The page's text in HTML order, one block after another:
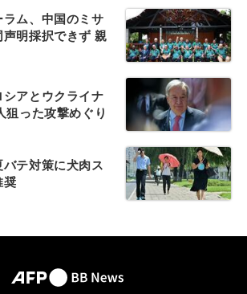
ム、中国のミサ
明採択できず 親
アとウクライナ
狙った攻撃めぐり
テ対策に犬肉ス
奨